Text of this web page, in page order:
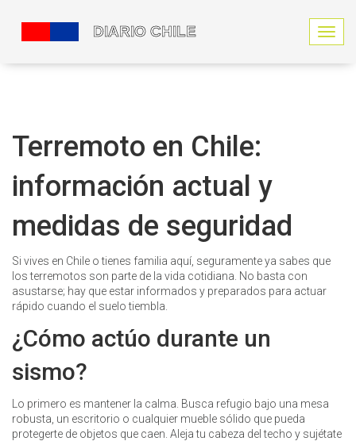
N
a
n
Terremoto en Chile:
información actual y
medidas de seguridad
Si vives en Chile o tienes familia aquí, seguramente ya sabes que
los terremotos son parte de la vida cotidiana. No basta con
asustarse; hay que estar informados y preparados para actuar
rápido cuando el suelo tiembla.
¿Cómo actúo durante un
sismo?
Lo primero es mantener la calma. Busca refugio bajo una mesa
robusta, un escritorio o cualquier mueble sólido que pueda
protegerte de objetos que caen. Aleja tu cabeza del techo y sujétate